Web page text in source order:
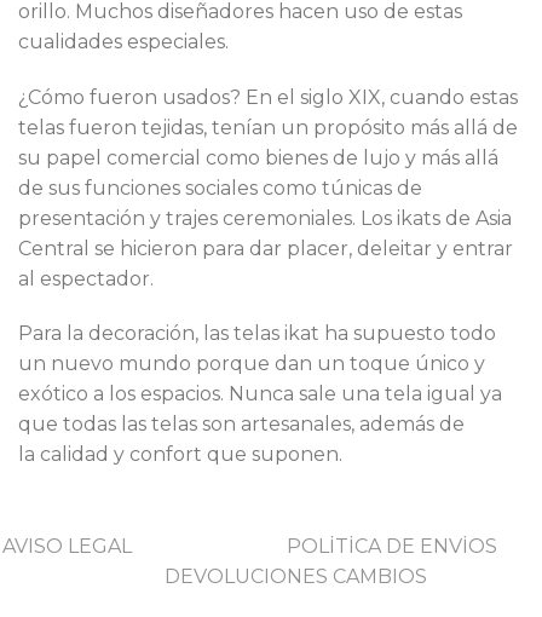
orillo. Muchos diseñadores hacen uso de estas
cualidades especiales.
¿Cómo fueron usados? En el siglo XIX, cuando estas
telas fueron tejidas, tenían un propósito más allá de
su papel comercial como bienes de lujo y más allá
de sus funciones sociales como túnicas de
presentación y trajes ceremoniales. Los ikats de Asia
Central se hicieron para dar placer, deleitar y entrar
al espectador.
Para la decoración, las telas ikat ha supuesto todo
un nuevo mundo porque dan un toque único y
exótico a los espacios. Nunca sale una tela igual ya
que todas las telas son artesanales, además de
la calidad y confort que suponen.
AVISO LEGAL
POLİTİCA DE ENVİOS
DEVOLUCIONES CAMBIOS